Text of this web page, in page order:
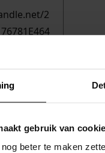
gebruik van
beter te maken